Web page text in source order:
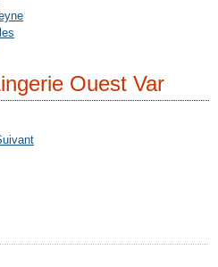
Ouest Var